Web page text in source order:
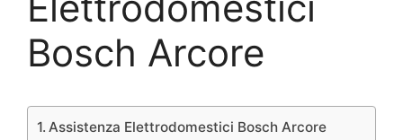
Bosch Arcore
Assistenza Elettrodomestici Bosch Arcore